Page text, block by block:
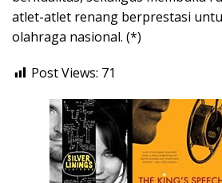
atlet-atlet renang berprestasi
olahraga nasional. (*)
Post Views: 71